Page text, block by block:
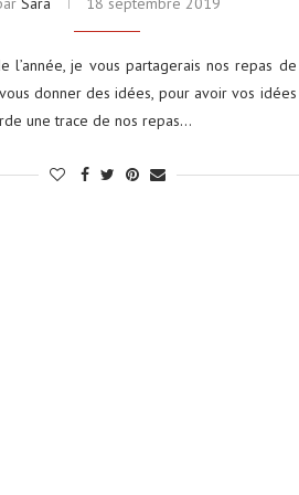
l’année, je vous partagerais nos repas
donner des idées, pour avoir vos
une trace de nos repas…
conseils...